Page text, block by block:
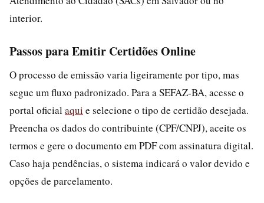
interior.
Passos para Emitir Certidões Online
O processo de emissão varia ligeiramente por tipo, mas
segue um fluxo padronizado. Para a SEFAZ-BA, acesse o
portal oficial aqui e selecione o tipo de certidão desejada.
Preencha os dados do contribuinte (CPF/CNPJ), aceite os
termos e gere o documento em PDF com assinatura digital.
Caso haja pendências, o sistema indicará o valor devido e
opções de parcelamento.